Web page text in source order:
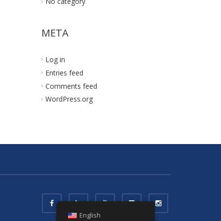
META
Log in
Entries feed
Comments feed
WordPress.org
English